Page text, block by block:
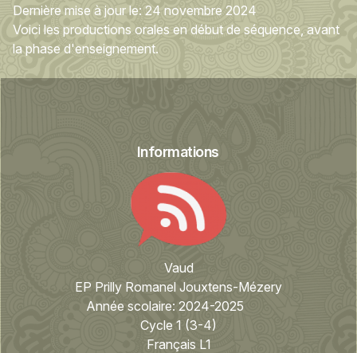
Dernière mise à jour le: 24 novembre 2024
Voici les productions orales en début de séquence, avant
la phase d'enseignement.
Informations
Vaud
EP Prilly Romanel Jouxtens-Mézery
Année scolaire: 2024-2025
Cycle 1 (3-4)
Français L1